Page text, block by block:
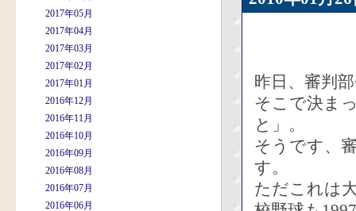
2017年05月
2017年04月
2017年03月
2017年02月
2017年01月
2016年12月
2016年11月
2016年10月
2016年09月
2016年08月
2016年07月
2016年06月
昨日、審判
そこで決ま
と」。
そうです、
す。
ただこれは